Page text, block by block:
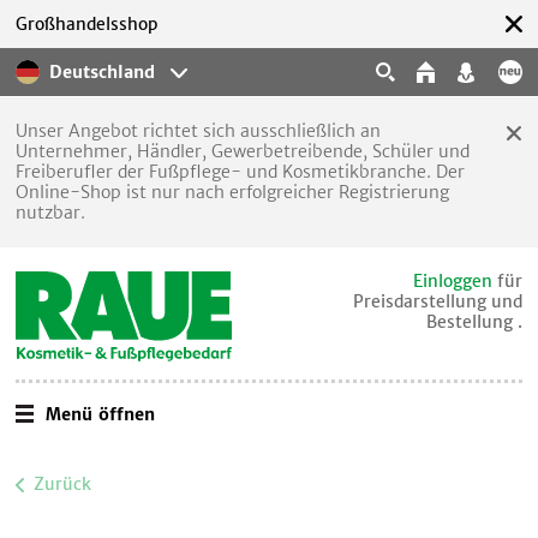
Deutschland
Großhandelsshop
Unser Angebot richtet sich ausschließlich an
Unternehmer, Händler, Gewerbetreibende, Schüler und
Freiberufler der Fußpflege- und Kosmetikbranche. Der
Online-Shop ist nur nach erfolgreicher Registrierung
nutzbar.
Einloggen für
Preisdarstellung und
Bestellung .
Menü öffnen
Zurück